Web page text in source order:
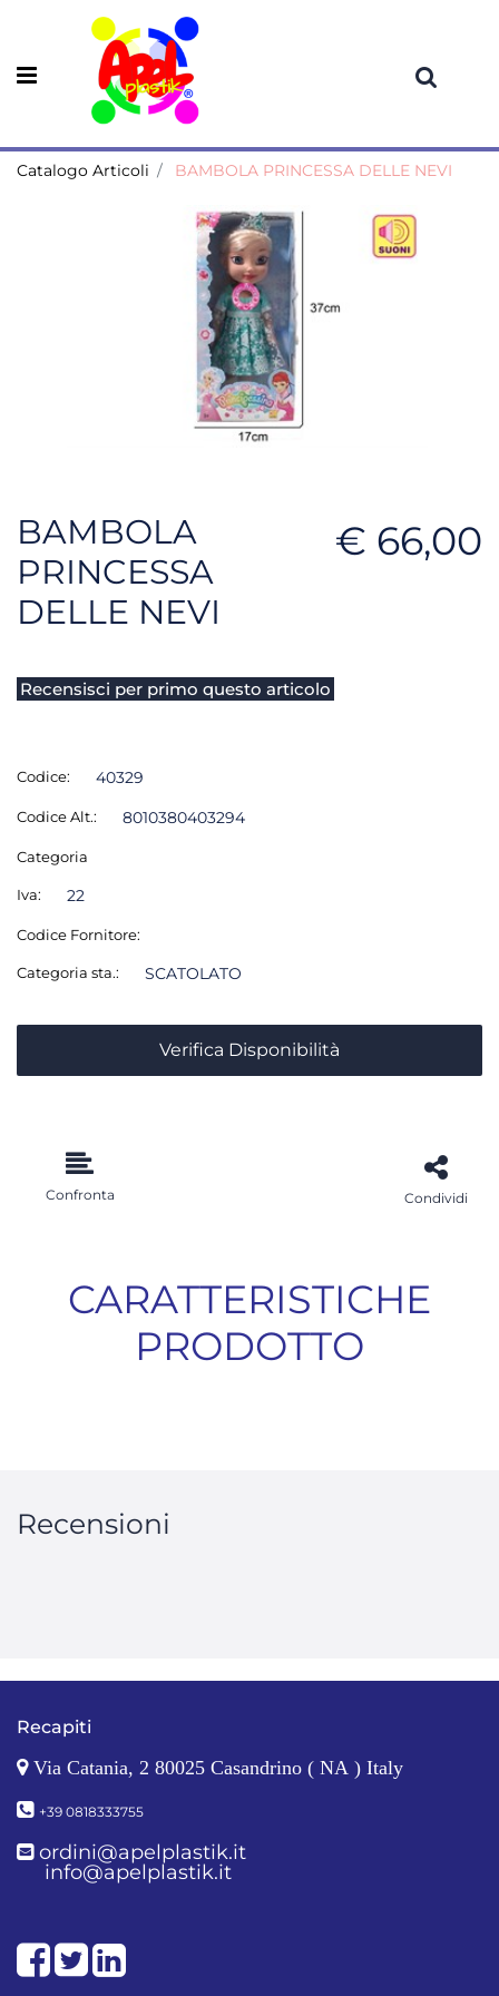
Open menu
Catalogo Articoli BAMBOLA PRINCESSA DELLE NEVI
BAMBOLA
PRINCESSA
DELLE NEVI
€ 66,00
Recensisci per primo questo articolo
Codice: 40329
Codice Alt.: 8010380403294
Categoria
Iva: 22
Codice Fornitore:
Categoria sta.: SCATOLATO
Verifica Disponibilità
Confronta Condividi
CARATTERISTICHE
PRODOTTO
Recensioni
Recapiti
Via Catania, 2 80025 Casandrino ( NA ) Italy
+39 0818333755
ordini@apelplastik.it
info@apelplastik.it
Facebook
TwitterLinkedIn